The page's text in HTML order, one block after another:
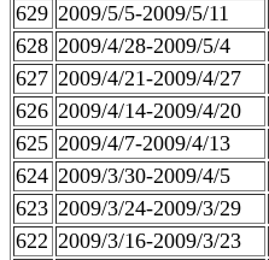
629 2009/5/5-2009/5/11
628 2009/4/28-2009/5/4
627 2009/4/21-2009/4/27
626 2009/4/14-2009/4/20
625 2009/4/7-2009/4/13
624 2009/3/30-2009/4/5
623 2009/3/24-2009/3/29
622 2009/3/16-2009/3/23